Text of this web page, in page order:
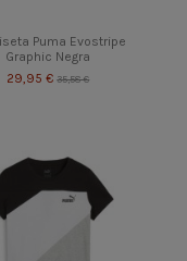
Puma Evostripe
Graphic Negra
29,95 €35,58 €